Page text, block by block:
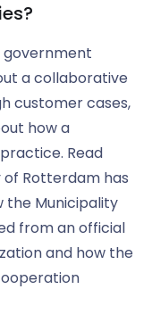
government
a collaborative
customer cases,
how a
Read
Rotterdam has
the Municipality
from an official
and how the